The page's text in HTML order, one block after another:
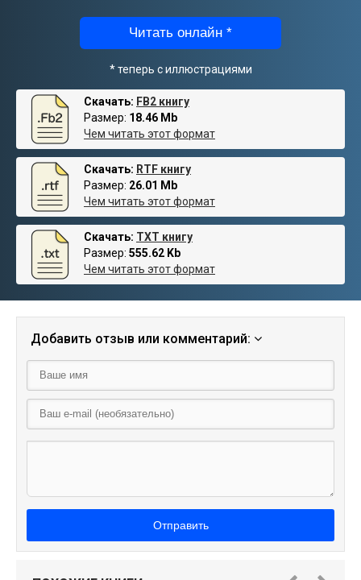
Читать онлайн *
* теперь с иллюстрациями
Скачать: FB2 книгу
Размер: 18.46 Mb
Чем читать этот формат
Скачать: RTF книгу
Размер: 26.01 Mb
Чем читать этот формат
Скачать: TXT книгу
Размер: 555.62 Kb
Чем читать этот формат
Добавить отзыв или комментарий:
Отправить